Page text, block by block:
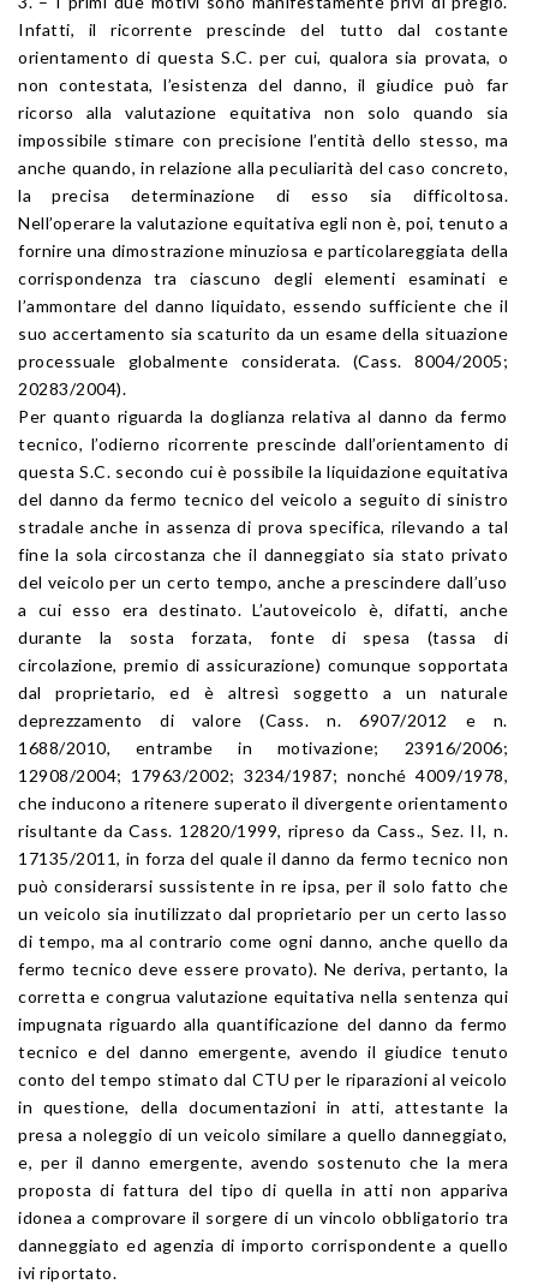
Infatti, il ricorrente prescinde del tutto dal costante
orientamento di questa S.C. per cui, qualora sia provata, o
non contestata, l’esistenza del danno, il giudice può far
ricorso alla valutazione equitativa non solo quando sia
impossibile stimare con precisione l’entità dello stesso, ma
anche quando, in relazione alla peculiarità del caso concreto,
la precisa determinazione di esso sia difficoltosa.
Nell’operare la valutazione equitativa egli non è, poi, tenuto a
fornire una dimostrazione minuziosa e particolareggiata della
corrispondenza tra ciascuno degli elementi esaminati e
l’ammontare del danno liquidato, essendo sufficiente che il
suo accertamento sia scaturito da un esame della situazione
processuale globalmente considerata. (Cass. 8004/2005;
20283/2004).
Per quanto riguarda la doglianza relativa al danno da fermo
tecnico, l’odierno ricorrente prescinde dall’orientamento di
questa S.C. secondo cui è possibile la liquidazione equitativa
del danno da fermo tecnico del veicolo a seguito di sinistro
stradale anche in assenza di prova specifica, rilevando a tal
fine la sola circostanza che il danneggiato sia stato privato
del veicolo per un certo tempo, anche a prescindere dall’uso
a cui esso era destinato. L’autoveicolo è, difatti, anche
durante la sosta forzata, fonte di spesa (tassa di
circolazione, premio di assicurazione) comunque sopportata
dal proprietario, ed è altresì soggetto a un naturale
deprezzamento di valore (Cass. n. 6907/2012 e n.
1688/2010, entrambe in motivazione; 23916/2006;
12908/2004; 17963/2002; 3234/1987; nonché 4009/1978,
che inducono a ritenere superato il divergente orientamento
risultante da Cass. 12820/1999, ripreso da Cass., Sez. II, n.
17135/2011, in forza del quale il danno da fermo tecnico non
può considerarsi sussistente in re ipsa, per il solo fatto che
un veicolo sia inutilizzato dal proprietario per un certo lasso
di tempo, ma al contrario come ogni danno, anche quello da
fermo tecnico deve essere provato). Ne deriva, pertanto, la
corretta e congrua valutazione equitativa nella sentenza qui
impugnata riguardo alla quantificazione del danno da fermo
tecnico e del danno emergente, avendo il giudice tenuto
conto del tempo stimato dal CTU per le riparazioni al veicolo
in questione, della documentazioni in atti, attestante la
presa a noleggio di un veicolo similare a quello danneggiato,
e, per il danno emergente, avendo sostenuto che la mera
proposta di fattura del tipo di quella in atti non appariva
idonea a comprovare il sorgere di un vincolo obbligatorio tra
danneggiato ed agenzia di importo corrispondente a quello
ivi riportato.